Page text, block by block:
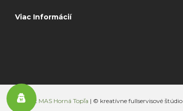
Viac Informácií
© 2022 MAS Horná Topľa | © kreatívne fullservisové štúdio